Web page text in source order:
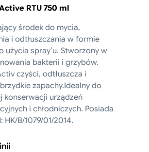
RTU 750 ml
środek do mycia,
i odtłuszczania w formie
użycia spray’u. Stworzony w
bakterii i grzybów.
czyści, odtłuszcza i
zapachy.Idealny do
konserwacji urządzeń
i chłodniczych. Posiada
HK/B/1079/01/2014.